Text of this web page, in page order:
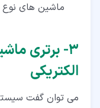
ماشین های نوع
۳‏- برتری
الکتریکی
می توان گفت